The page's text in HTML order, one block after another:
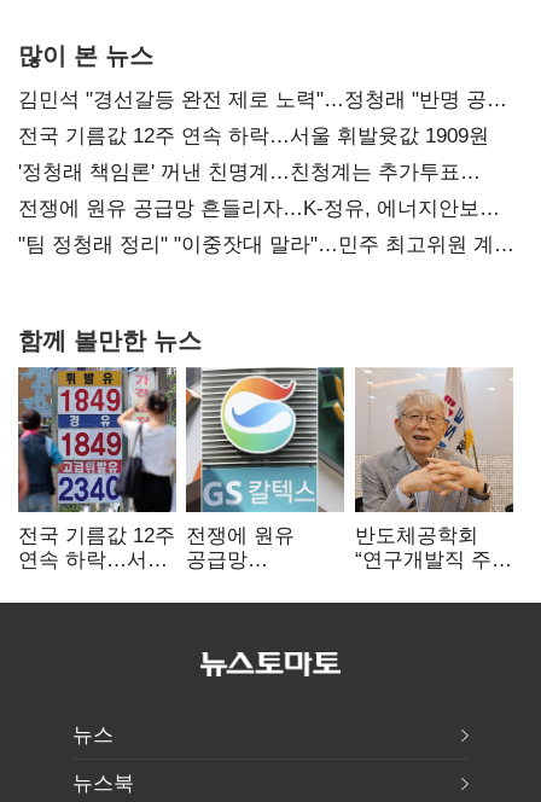
많이 본 뉴스
김민석 "경선갈등 완전 제로 노력"…정청래 "반명 공세
사과부터"
전국 기름값 12주 연속 하락…서울 휘발윳값 1909원
'정청래 책임론' 꺼낸 친명계…친청계는 추가투표
때리기
전쟁에 원유 공급망 흔들리자…K-정유, 에너지안보
핵심으로 재부상
"팀 정청래 정리" "이중잣대 말라"…민주 최고위원 계파
함께 볼만한 뉴스
전국 기름값 12주
연속 하락…서울
전쟁에 원유
공급망
정유, 에너지안보
반도체공학회
“연구개발직 주
개선해야”
뉴스
뉴스북